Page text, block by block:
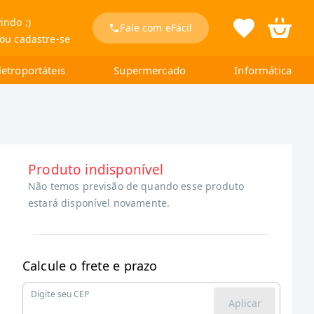
;)
cadastre-se
Fale com eFácil
Supermercado Informática
Produto indisponível
Não temos previsão de quando esse produto
estará disponível novamente.
Calcule o frete e prazo
Digite seu CEP
Aplicar